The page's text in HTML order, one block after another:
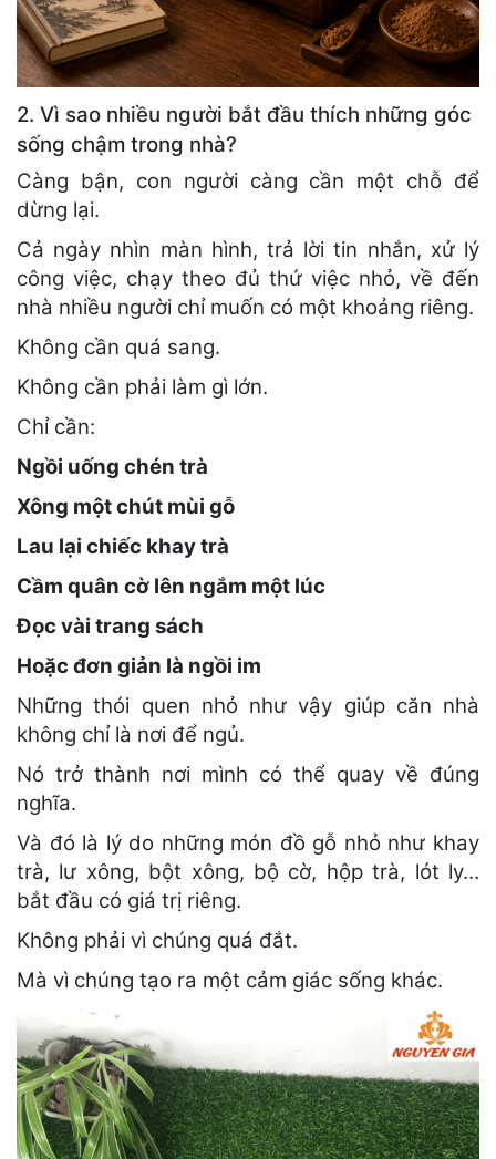
2. Vì sao nhiều người bắt đầu thích những góc
sống chậm trong nhà?
Càng bận, con người càng cần một chỗ để
dừng lại.
Cả ngày nhìn màn hình, trả lời tin nhắn, xử lý
công việc, chạy theo đủ thứ việc nhỏ, về đến
nhà nhiều người chỉ muốn có một khoảng riêng.
Không cần quá sang.
Không cần phải làm gì lớn.
Chỉ cần:
Ngồi uống chén trà
Xông một chút mùi gỗ
Lau lại chiếc khay trà
Cầm quân cờ lên ngắm một lúc
Đọc vài trang sách
Hoặc đơn giản là ngồi im
Những thói quen nhỏ như vậy giúp căn nhà
không chỉ là nơi để ngủ.
Nó trở thành nơi mình có thể quay về đúng
nghĩa.
Và đó là lý do những món đồ gỗ nhỏ như khay
trà, lư xông, bột xông, bộ cờ, hộp trà, lót ly…
bắt đầu có giá trị riêng.
Không phải vì chúng quá đắt.
Mà vì chúng tạo ra một cảm giác sống khác.